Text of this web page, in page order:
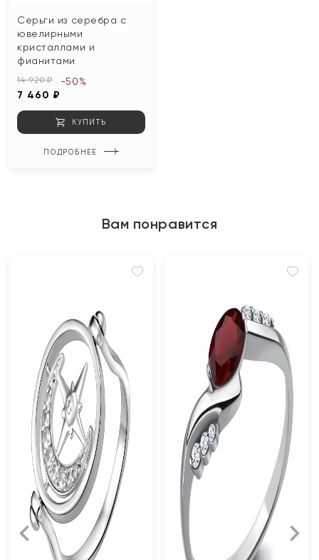
Серьги из серебра с
ювелирными
кристаллами и
фианитами
14 920 ₽
7 460 ₽
-50%
КУПИТЬ
ПОДРОБНЕЕ
Вам понравится